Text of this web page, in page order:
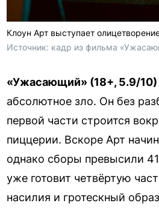
Клоун Арт выступает
Источник: кадр из фильма
«Ужасающий» (18+, 5.9/10)
абсолютное зло. Он без
первой части строится
пиццерии. Вскоре Арт
однако сборы превысили
уже готовит четвёртую
насилия и гротескный